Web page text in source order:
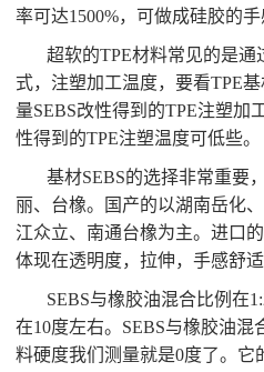
率可达1500%，可做成硅胶的
超软的TPE材料常见的是
式，注塑加工温度，要看TPE
量SEBS改性得到的TPE注塑加
性得到的TPE注塑温度可低些。
基材SEBS的选择非常重要
丽、台橡。国产的以湖南岳化
江众立、南通台橡为主。进口
体现在透明度，拉伸，手感舒
SEBS与橡胶油混合比例在
在10度左右。SEBS与橡胶油混
料硬度我们测量就是0度了。它